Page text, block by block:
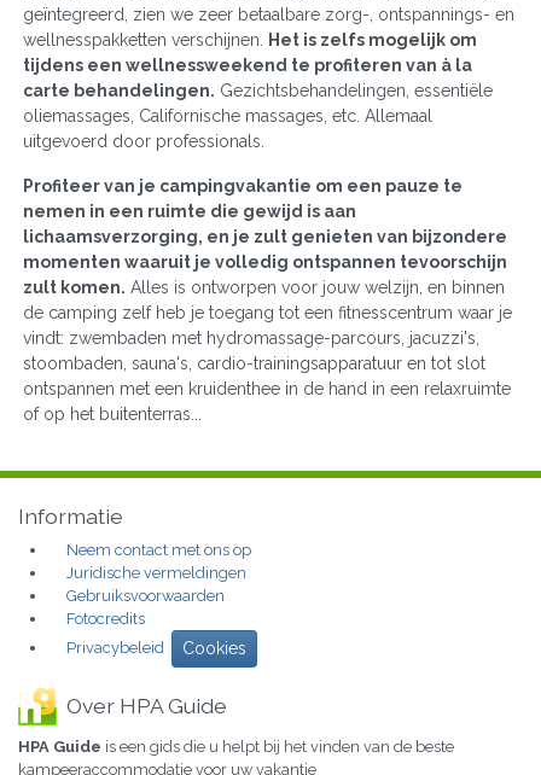
geïntegreerd, zien we zeer betaalbare zorg-, ontspannings- en
wellnesspakketten verschijnen. Het is zelfs mogelijk om
tijdens een wellnessweekend te profiteren van à la
carte behandelingen. Gezichtsbehandelingen, essentiële
oliemassages, Californische massages, etc. Allemaal
uitgevoerd door professionals.
Profiteer van je campingvakantie om een pauze te
nemen in een ruimte die gewijd is aan
lichaamsverzorging, en je zult genieten van bijzondere
momenten waaruit je volledig ontspannen tevoorschijn
zult komen. Alles is ontworpen voor jouw welzijn, en binnen
de camping zelf heb je toegang tot een fitnesscentrum waar je
vindt: zwembaden met hydromassage-parcours, jacuzzi's,
stoombaden, sauna's, cardio-trainingsapparatuur en tot slot
ontspannen met een kruidenthee in de hand in een relaxruimte
of op het buitenterras...
Informatie
Neem contact met ons op
Juridische vermeldingen
Gebruiksvoorwaarden
Fotocredits
Privacybeleid
Cookies
Over HPA Guide
HPA Guide is een gids die u helpt bij het vinden van de beste
kampeeraccommodatie voor uw vakantie